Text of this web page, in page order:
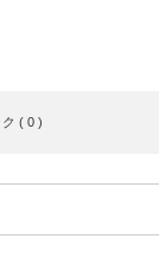
ク ( 0 )